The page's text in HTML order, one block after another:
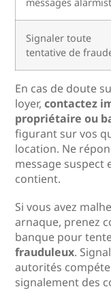
Signaler toute
tentative de
En cas de doute
loyer,contactez
propriétaire ou
figurant sur vos
location. Ne
message suspect
contient.
Si vous avez
arnaque, prenez
banque pour
frauduleux.
autorités
signalement des